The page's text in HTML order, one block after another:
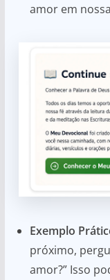
amor em
Exemplo
próximo,
amor?” Isso